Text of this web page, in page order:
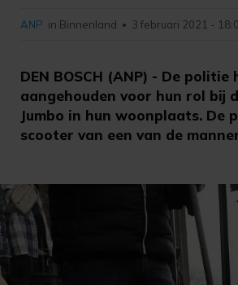
DEN BOSCH (ANP) - De
aangehouden voor hun rol bij
Jumbo in hun woonplaats. De
scooter van een van de
ANP in Binnenland • 3 februari 2021 -